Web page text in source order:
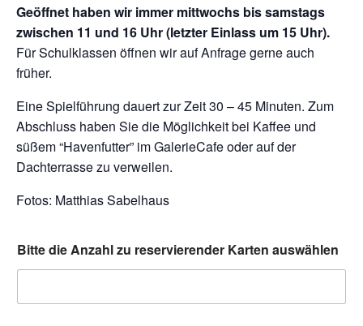
Geöffnet haben wir immer mittwochs bis samstags
zwischen 11 und 16 Uhr (letzter Einlass um 15 Uhr).
Für Schulklassen öffnen wir auf Anfrage gerne auch
früher.
Eine Spielführung dauert zur Zeit 30 – 45 Minuten. Zum
Abschluss haben Sie die Möglichkeit bei Kaffee und
süßem “Havenfutter” im GalerieCafe oder auf der
Dachterrasse zu verweilen.
Fotos: Matthias Sabelhaus
Bitte die Anzahl zu reservierender Karten auswählen